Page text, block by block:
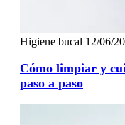
Higiene bucal 12/06/
Cómo limpiar y
paso a paso